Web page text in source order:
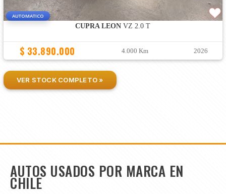
AUTOMATICO
CUPRA LEON VZ 2.0 T
$ 33.890.000 4.000 Km 2026
VER STOCK COMPLETO »
AUTOS USADOS POR MARCA EN
CHILE